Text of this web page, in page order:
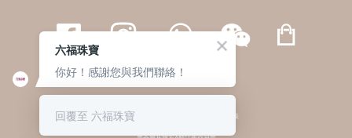
繁體 | 簡体
© 六福集團 版權所有 不得轉載 私隱政策
六福珠寶
你好！感謝您與我們聯絡！
回覆至 六福珠寶